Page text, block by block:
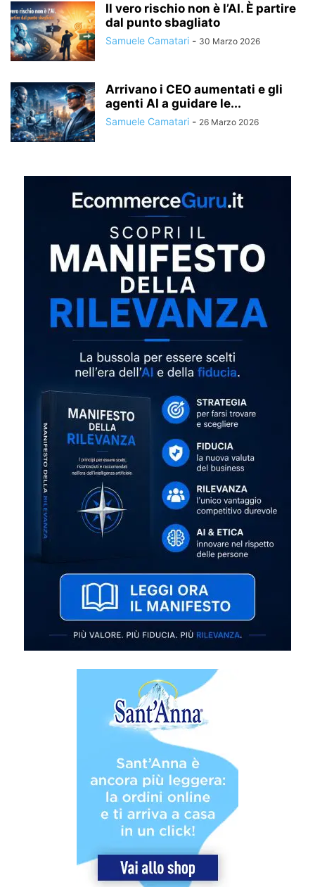
Il vero rischio non è l’AI. È partire
dal punto sbagliato
Samuele Camatari - 30 Marzo 2026
Arrivano i CEO aumentati e gli
agenti AI a guidare le...
Samuele Camatari - 26 Marzo 2026